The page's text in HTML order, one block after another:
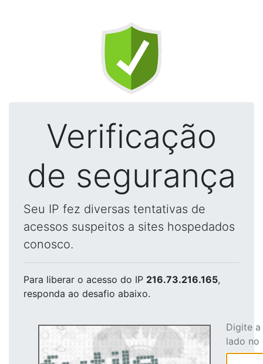
Verificação
de segurança
Seu IP fez diversas tentativas de
acessos suspeitos a sites hospedados
conosco.
Para liberar o acesso do IP 216.73.216.165,
responda ao desafio abaixo.
Digite
lado no